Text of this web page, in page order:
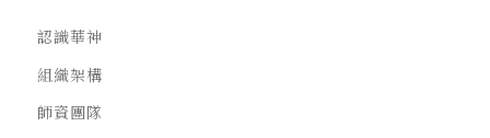
認識華神
組織架構
師資團隊